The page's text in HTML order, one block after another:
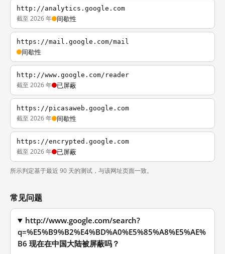
http://analytics.google.com
截至 2026 年 间歇性
https://mail.google.com/mail
间歇性
http://www.google.com/reader
截至 2026 年 已屏蔽
https://picasaweb.google.com
截至 2026 年 间歇性
https://encrypted.google.com
截至 2026 年 已屏蔽
所示判定基于最近 90 天的测试，与该网址页面一致。
常见问题
http://www.google.com/search?
q=%E5%B9%B2%E4%BD%A0%E5%85%A8%E5%AE%
B6 现在在中国大陆被屏蔽吗？